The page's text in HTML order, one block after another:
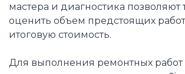
мастера и диагностика позволяют
оценить объем предстоящих
итоговую стоимость.
Для выполнения ремонтных работ